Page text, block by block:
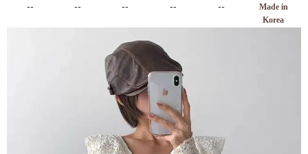
-- -- -- -- --
Made in
Korea